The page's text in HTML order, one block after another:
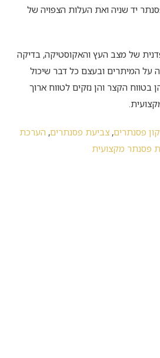
יד שניה ואת העלות הצפויה של
של מצב העץ והאקוסטיקה, בדיקה
על המיתרים ובעצם כל דבר שיכול
בטווח הקצר והן נזקים לטווח ארוך
פסנתרים, צביעת פסנתרים, הערכת
פסנתר מקצועית